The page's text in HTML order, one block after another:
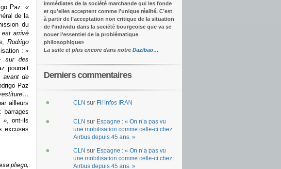
Paz.«
de la
du
est arrivé
Rodrigo
:«
sur des
pourrait
avant de
Paz
ailleurs
», ont-ils
excuses
pliego;
immédiates de la société marchande qui les fonde
et qu’elles acceptent comme l’unique réalité. C’est
à partir de l’acceptation non critique de la situation
de l’individu dans la société bourgeoise que va se
nouer l’essentiel de la problématique
philosophique»
La suite et plus encore dans notre Dazibao…
Derniers commentaires
CLN sur Fil infos IRAN
CLN sur Espagne : « On n’a pas vu
une mobilisation comme celle-ci chez
Airbus depuis 45 ans. »
CLN sur Espagne : « On n’a pas vu
une mobilisation comme celle-ci chez
Airbus depuis 45 ans. »